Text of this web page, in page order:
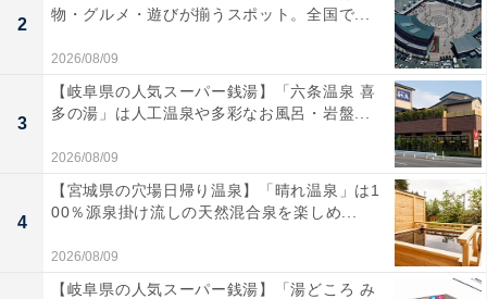
「就職先を辞めることになり一回態勢を整えるた
め」
2
物・グルメ・遊びが揃うスポット。全国で...
2026/08/09
3
【岐阜県の人気スーパー銭湯】「六条温泉 喜
多の湯」は人工温泉や多彩なお風呂・岩盤...
2026/08/09
4
【宮城県の穴場日帰り温泉】「晴れ温泉」は1
00％源泉掛け流しの天然混合泉を楽しめ...
2026/08/09
【岐阜県の人気スーパー銭湯】「湯どころ み